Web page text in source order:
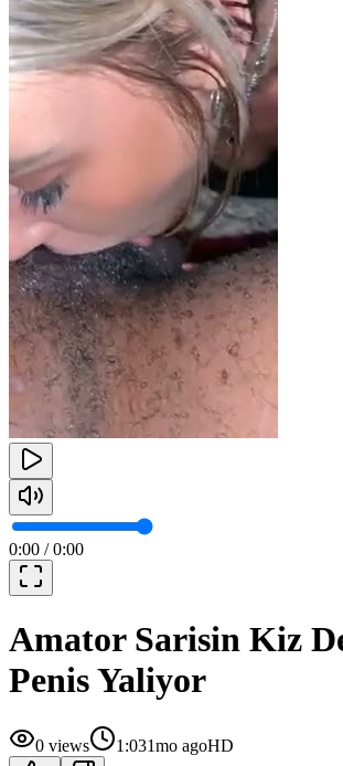
0:00 /0:00
Amator Sarisin Kiz
Penis Yaliyor
0 views 1:031mo agoHD